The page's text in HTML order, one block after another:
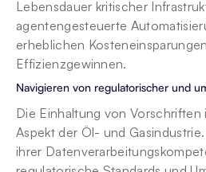
Lebensdauer kritischer
agentengesteuerte
erheblichen
Effizienzgewinnen.
Navigieren von regulatorischer und
Die Einhaltung von
Aspekt der Öl- und
ihrer